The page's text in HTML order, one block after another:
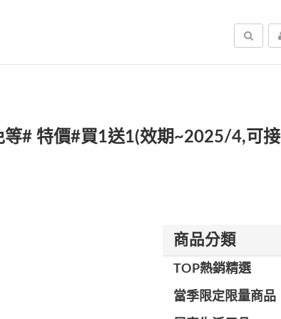
搜尋
# 特價#買1送1(效期~2025/4,可接
商品分類
TOP熱銷精選
當季限定限量商品